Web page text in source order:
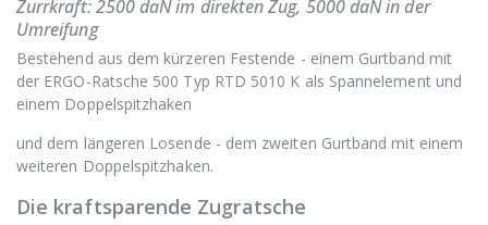
Zurrkraft: 2500 daN im direkten Zug, 5000 daN in der
Umreifung
Bestehend aus dem kürzeren Festende - einem Gurtband mit
der ERGO-Ratsche 500 Typ RTD 5010 K als Spannelement und
einem Doppelspitzhaken
und dem längeren Losende - dem zweiten Gurtband mit einem
weiteren Doppelspitzhaken.
Die kraftsparende Zugratsche